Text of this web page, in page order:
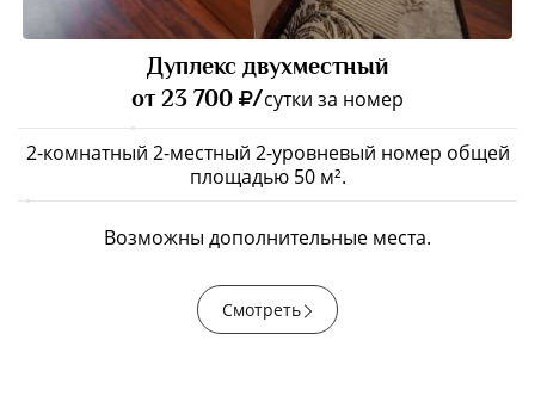
Дуплекс двухместный
от 23 700
/сутки за номер
2-комнатный 2-местный 2-уровневый номер общей
площадью 50 м².
Возможны дополнительные места.
Смотреть